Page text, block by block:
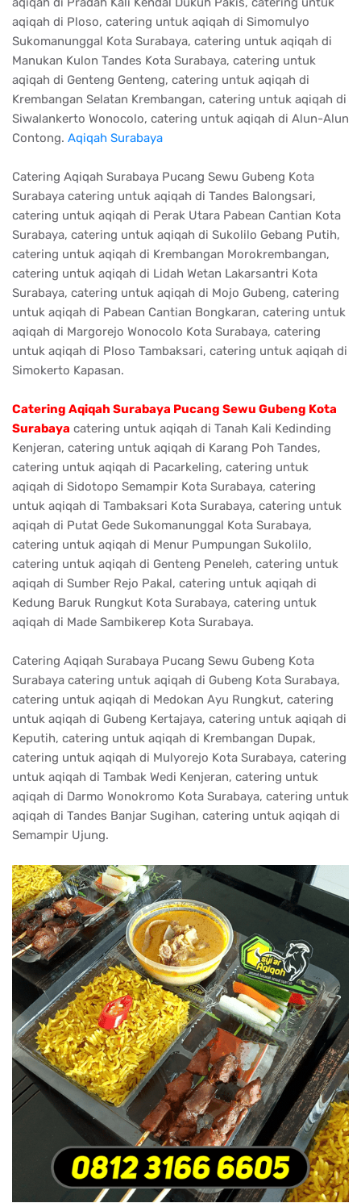
aqiqah di Ploso, catering untuk aqiqah di Simomulyo
Sukomanunggal Kota Surabaya, catering untuk aqiqah di
Manukan Kulon Tandes Kota Surabaya, catering untuk
aqiqah di Genteng Genteng, catering untuk aqiqah di
Krembangan Selatan Krembangan, catering untuk aqiqah di
Siwalankerto Wonocolo, catering untuk aqiqah di Alun-Alun
Contong. Aqiqah Surabaya
Catering Aqiqah Surabaya Pucang Sewu Gubeng Kota
Surabaya catering untuk aqiqah di Tandes Balongsari,
catering untuk aqiqah di Perak Utara Pabean Cantian Kota
Surabaya, catering untuk aqiqah di Sukolilo Gebang Putih,
catering untuk aqiqah di Krembangan Morokrembangan,
catering untuk aqiqah di Lidah Wetan Lakarsantri Kota
Surabaya, catering untuk aqiqah di Mojo Gubeng, catering
untuk aqiqah di Pabean Cantian Bongkaran, catering untuk
aqiqah di Margorejo Wonocolo Kota Surabaya, catering
untuk aqiqah di Ploso Tambaksari, catering untuk aqiqah di
Simokerto Kapasan.
Catering Aqiqah Surabaya Pucang Sewu Gubeng Kota
Surabaya catering untuk aqiqah di Tanah Kali Kedinding
Kenjeran, catering untuk aqiqah di Karang Poh Tandes,
catering untuk aqiqah di Pacarkeling, catering untuk
aqiqah di Sidotopo Semampir Kota Surabaya, catering
untuk aqiqah di Tambaksari Kota Surabaya, catering untuk
aqiqah di Putat Gede Sukomanunggal Kota Surabaya,
catering untuk aqiqah di Menur Pumpungan Sukolilo,
catering untuk aqiqah di Genteng Peneleh, catering untuk
aqiqah di Sumber Rejo Pakal, catering untuk aqiqah di
Kedung Baruk Rungkut Kota Surabaya, catering untuk
aqiqah di Made Sambikerep Kota Surabaya.
Catering Aqiqah Surabaya Pucang Sewu Gubeng Kota
Surabaya catering untuk aqiqah di Gubeng Kota Surabaya,
catering untuk aqiqah di Medokan Ayu Rungkut, catering
untuk aqiqah di Gubeng Kertajaya, catering untuk aqiqah di
Keputih, catering untuk aqiqah di Krembangan Dupak,
catering untuk aqiqah di Mulyorejo Kota Surabaya, catering
untuk aqiqah di Tambak Wedi Kenjeran, catering untuk
aqiqah di Darmo Wonokromo Kota Surabaya, catering untuk
aqiqah di Tandes Banjar Sugihan, catering untuk aqiqah di
Semampir Ujung.